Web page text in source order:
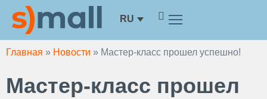
Перейти
содержимому
RU
Главная » Новости » Мастер-класс прошел успешно!
Мастер-класс прошел